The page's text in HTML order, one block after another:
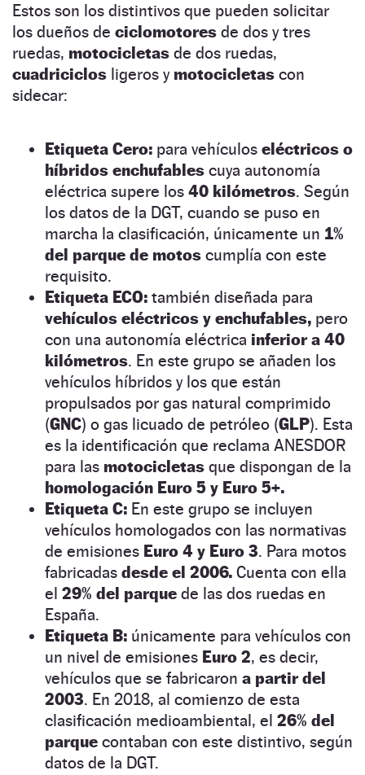
Estos son los distintivos que pueden solicitar
los dueños de ciclomotores de dos y tres
ruedas, motocicletas de dos ruedas,
cuadriciclos ligeros ymotocicletas con
sidecar:
Etiqueta Cero: para vehículos eléctricos o
híbridos enchufables cuya autonomía
eléctrica supere los 40 kilómetros. Según
los datos de la DGT, cuando se puso en
marcha la clasificación, únicamente un 1%
del parque de motos cumplía con este
requisito.
Etiqueta ECO: también diseñada para
vehículos eléctricos y enchufables, pero
con una autonomía eléctrica inferior a 40
kilómetros. En este grupo se añaden los
vehículos híbridos y los que están
propulsados por gas natural comprimido
(GNC) o gas licuado de petróleo (GLP). Esta
es la identificación que reclama ANESDOR
para las motocicletas que dispongan de la
homologación Euro 5 y Euro 5+.
Etiqueta C: En este grupo se incluyen
vehículos homologados con las normativas
de emisiones Euro 4 y Euro 3. Para motos
fabricadas desde el 2006. Cuenta con ella
el 29% del parque de las dos ruedas en
España.
Etiqueta B: únicamente para vehículos con
un nivel de emisiones Euro 2, es decir,
vehículos que se fabricaron a partir del
2003. En 2018, al comienzo de esta
clasificación medioambiental, el 26% del
parque contaban con este distintivo, según
datos de la DGT.